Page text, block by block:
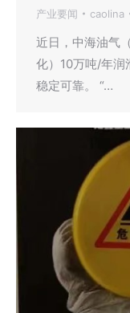
产业要闻 caolina
近日，中海油气
化）10万吨/年润
稳定可靠。 “…